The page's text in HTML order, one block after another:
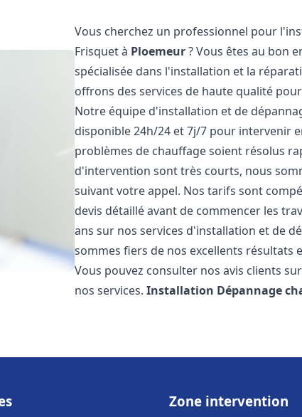
Vous cherchez un professionnel pour
Frisquet à Ploemeur? Vous êtes au bon
spécialisée dans l'installation et la
offrons des services de haute qualité
Notre équipe d'installation et de
disponible 24h/24 et 7j/7 pour intervenir
problèmes de chauffage soient résolus
d'intervention sont très courts, nous
suivant votre appel. Nos tarifs sont
devis détaillé avant de commencer les
ans sur nos services d'installation et de
sommes fiers de nos excellents résultats
Vous pouvez consulter nos avis clients
nos services.Installation Dépannage
Zone intervention